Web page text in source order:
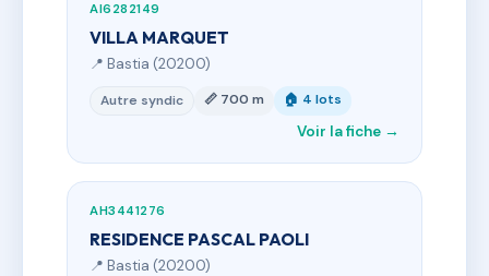
AI6282149
VILLA MARQUET
📍 Bastia (20200)
Autre syndic 📏 700 m 🏠 4 lots
Voir la fiche →
AH3441276
RESIDENCE PASCAL PAOLI
📍 Bastia (20200)